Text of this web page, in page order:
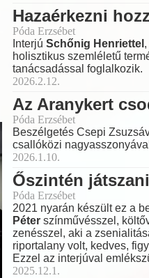
Hazaérkezni
Póda Erzsébet
Interjú Schőnig Henriettel
holisztikus szemléletű
tanácsadással foglalkozik.
2026.2.12.
Az Aranykert
Póda Erzsébet
Beszélgetés Csepi
csallóközi
2026.1.10.
Őszintén játszani
Póda Erzsébet
2021 nyarán készült ez a
Péter színművésszel,
zenésszel, aki a
riportalany volt, kedves,
Ezzel az interjúval
2025.12.1.